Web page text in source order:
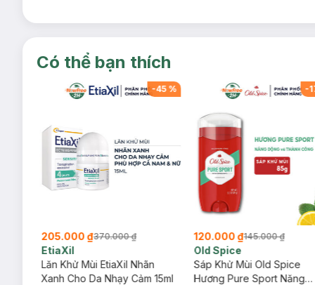
Có thể bạn thích
-45%
205.000 ₫370.000 ₫
EtiaXil
Lăn Khử Mùi EtiaXil Nhãn
Xanh Cho Da Nhạy Cảm 15ml
-
120.000 ₫145.000 ₫
Old Spice
Sáp Khử Mùi Old Spice
Hương Pure Sport Năng